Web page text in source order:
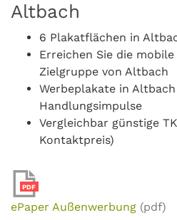
Altbach
6 Plakatflächen in
Erreichen Sie die
Zielgruppe von Altbach
Werbeplakate in
Handlungsimpulse
Vergleichbar günstige
Kontaktpreis)
PDF
ePaper Außenwerbung (pdf)